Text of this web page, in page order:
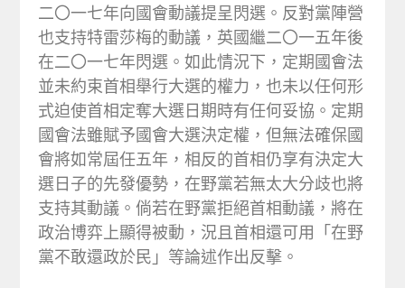
二〇一七年向國會動議提呈閃選。反對黨陣營
也支持特雷莎梅的動議，英國繼二〇一五年後
在二〇一七年閃選。如此情況下，定期國會法
並未約束首相舉行大選的權力，也未以任何形
式迫使首相定奪大選日期時有任何妥協。定期
國會法雖賦予國會大選決定權，但無法確保國
會將如常屆任五年，相反的首相仍享有決定大
選日子的先發優勢，在野黨若無太大分歧也將
支持其動議。倘若在野黨拒絕首相動議，將在
政治博弈上顯得被動，況且首相還可用「在野
黨不敢還政於民」等論述作出反擊。